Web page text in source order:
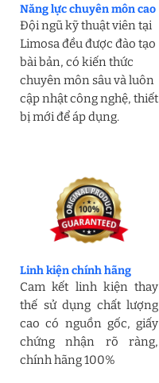
Năng lực chuyên môn cao
Đội ngũ kỹ thuật viên tại
Limosa đều được đào tạo
bài bản, có kiến thức
chuyên môn sâu và luôn
cập nhật công nghệ, thiết
bị mới để áp dụng.
Linh kiện chính hãng
Cam kết linh kiện thay
thế sử dụng chất lượng
cao có nguồn gốc, giấy
chứng nhận rõ ràng,
chính hãng 100%